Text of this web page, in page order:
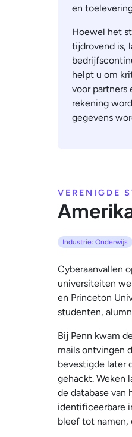
en
Hoewel het
tijdrovend is,
helpt u om
voor partners
rekening
gegevens
VERENIGDE
Industrie: Onderwijs
Cyberaanvallen
universiteiten
en Princeton
studenten,
Bij Penn kwam
mails ontvingen
bevestigde later
gehackt. Weken
de database van
identificeerbare
bleef tot namen,